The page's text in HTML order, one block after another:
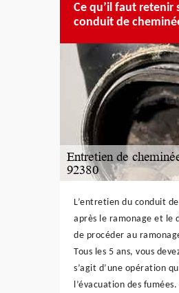
Ce qu’il faut retenir
conduit de
L’entretien du conduit
après le ramonage et le
de procéder au
Tous les 5 ans, vous
s’agit d’une opération
l’évacuation des